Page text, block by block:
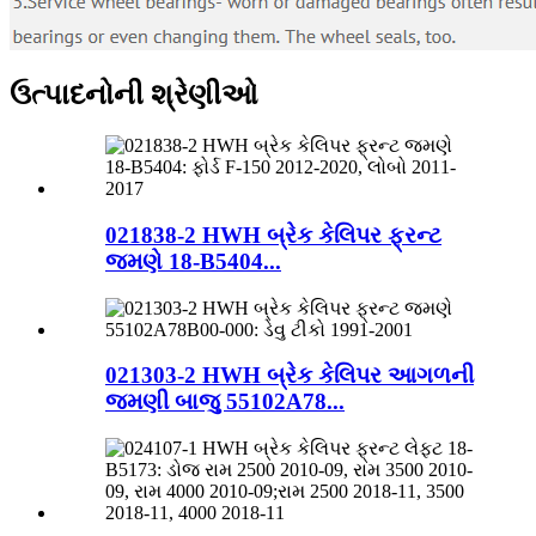
ઉત્પાદનોની શ્રેણીઓ
021838-2 HWH બ્રેક કેલિપર ફ્રન્ટ
જમણે 18-B5404...
021303-2 HWH બ્રેક કેલિપર આગળની
જમણી બાજુ 55102A78...